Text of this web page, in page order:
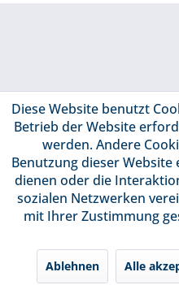
Diese Website benutzt
Betrieb der Website
werden. Andere
Benutzung dieser
dienen oder die
sozialen Netzwerken
mit Ihrer Zustimmung
Ablehnen Alle